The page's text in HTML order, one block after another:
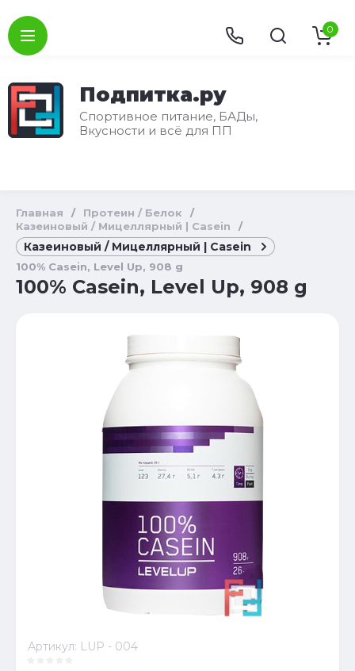
Подпитка.ру
Спортивное питание, БАДы,
Вкусности и всё для ПП
0
Главная / Протеин / Белок
/
Казеиновый / Мицеллярный | Casein
/
Казеиновый / Мицеллярный | Casein
100% Casein, Level Up, 908 g
100% Casein, Level Up, 908 g
Артикул: LUP - 004